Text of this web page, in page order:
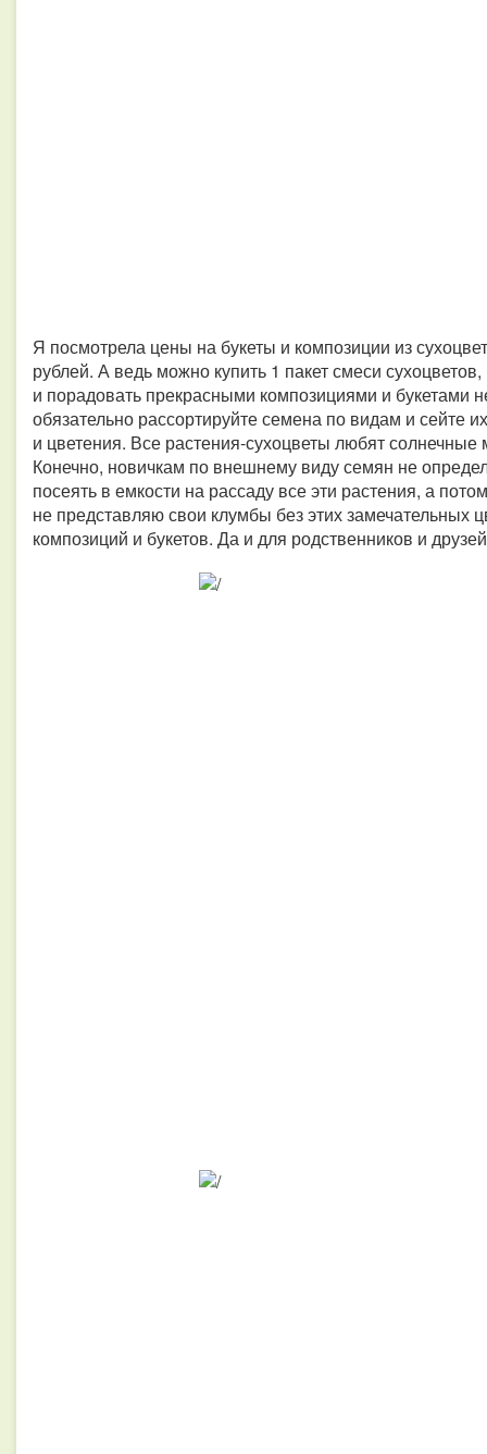
Я посмотрела цены на букеты и композиции из
рублей. А ведь можно купить 1 пакет смеси
и порадовать прекрасными композициями и букетами
обязательно рассортируйте семена по видам и сейте
и цветения. Все растения-сухоцветы любят
Конечно, новичкам по внешнему виду семян не
посеять в емкости на рассаду все эти растения, а
не представляю свои клумбы без этих замечательных
композиций и букетов. Да и для родственников и